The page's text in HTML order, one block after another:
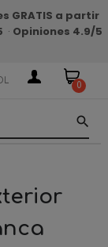
GRATIS a partir
· Opiniones 4.9/5
0
search